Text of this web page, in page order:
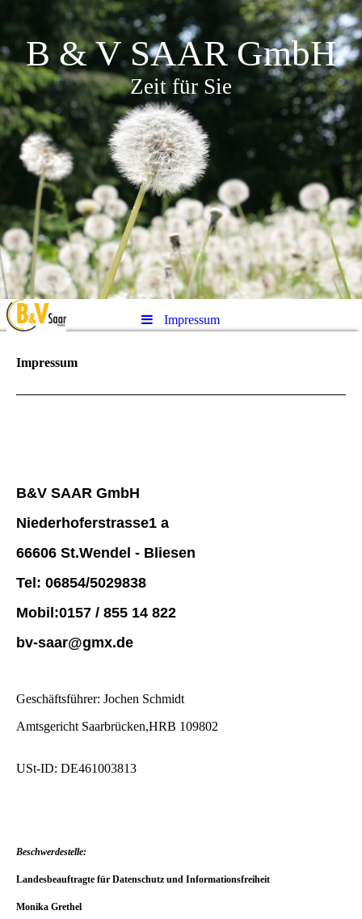
B & V SAAR GmbH
Zeit für Sie
Impressum
Impressum
B&V SAAR GmbH
Niederhoferstrasse1 a
66606 St.Wendel - Bliesen
Tel: 06854/5029838
Mobil:0157 / 855 14 822
bv-saar@gmx.de
Geschäftsführer: Jochen Schmidt
Amtsgericht Saarbrücken,HRB 109802
USt-ID: DE461003813
Beschwerdestelle:
Landesbeauftragte für Datenschutz und Informationsfreiheit
Monika Grethel